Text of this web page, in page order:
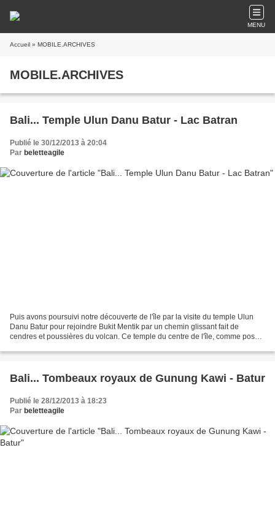
MENU
Accueil » MOBILE.ARCHIVES
MOBILE.ARCHIVES
Bali... Temple Ulun Danu Batur - Lac Batran
Publié le 30/12/2013 à 20:04
Par beletteagile
Puis avons poursuivi notre découverte de l'île par la visite du temple Ulun
Danu Batur pour rejoindre Bukit Mentik par un chemin glissant fait de
cendres et poussières du volcan. Ce temple du centre de l'île, comme posé
Bali... Tombeaux royaux de Gunung Kawi - Batur
Publié le 28/12/2013 à 18:23
Par beletteagile